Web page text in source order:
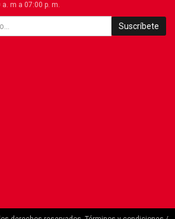
m a 07:00 p. m.
Suscríbete